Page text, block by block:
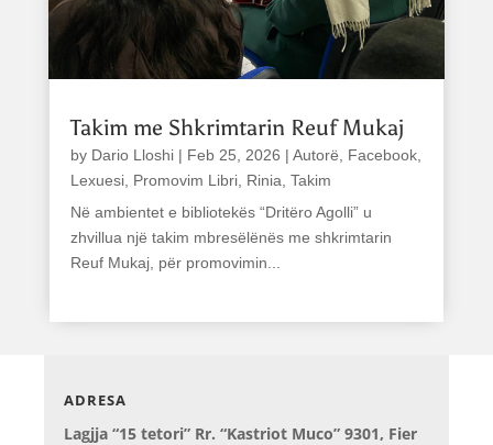
Takim me Shkrimtarin Reuf Mukaj
by Dario Lloshi| Feb 25, 2026 | Autorë Facebook,
Lexuesi, Promovim Libri, Rinia Takim
Në ambientet e bibliotekës “Dritëro Agolli” u
zhvillua një takim mbresëlënës me shkrimtarin
Reuf Mukaj, për promovimin...
ADRESA
Lagjja “15 tetori” Rr. “Kastriot Muco” 9301, Fier